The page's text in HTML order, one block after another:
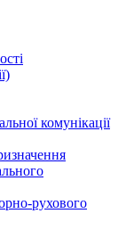
комунікації
рухового